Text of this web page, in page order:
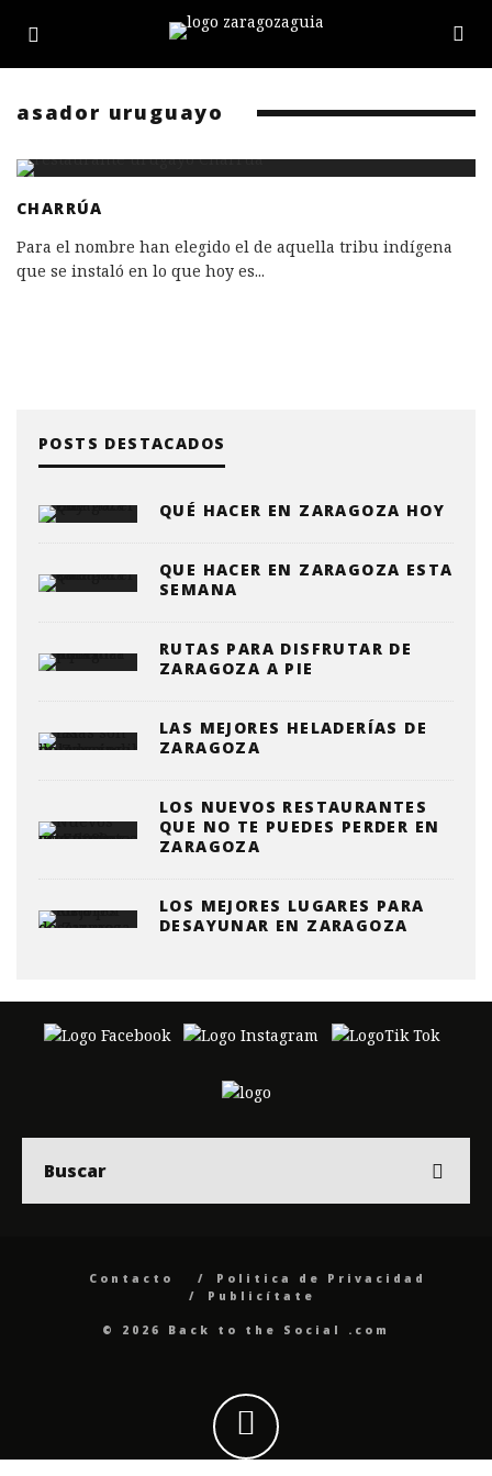
asador uruguayo
CHARRÚA
Para el nombre han elegido el de aquella tribu indígena
que se instaló en lo que hoy es...
POSTS DESTACADOS
QUÉ HACER EN ZARAGOZA HOY
QUE HACER EN ZARAGOZA ESTA
SEMANA
RUTAS PARA DISFRUTAR DE
ZARAGOZA A PIE
LAS MEJORES HELADERÍAS DE
ZARAGOZA
LOS NUEVOS RESTAURANTES
QUE NO TE PUEDES PERDER EN
ZARAGOZA
LOS MEJORES LUGARES PARA
DESAYUNAR EN ZARAGOZA
Contacto
Politica de Privacidad
Publicítate
© 2026 Back to the Social .com